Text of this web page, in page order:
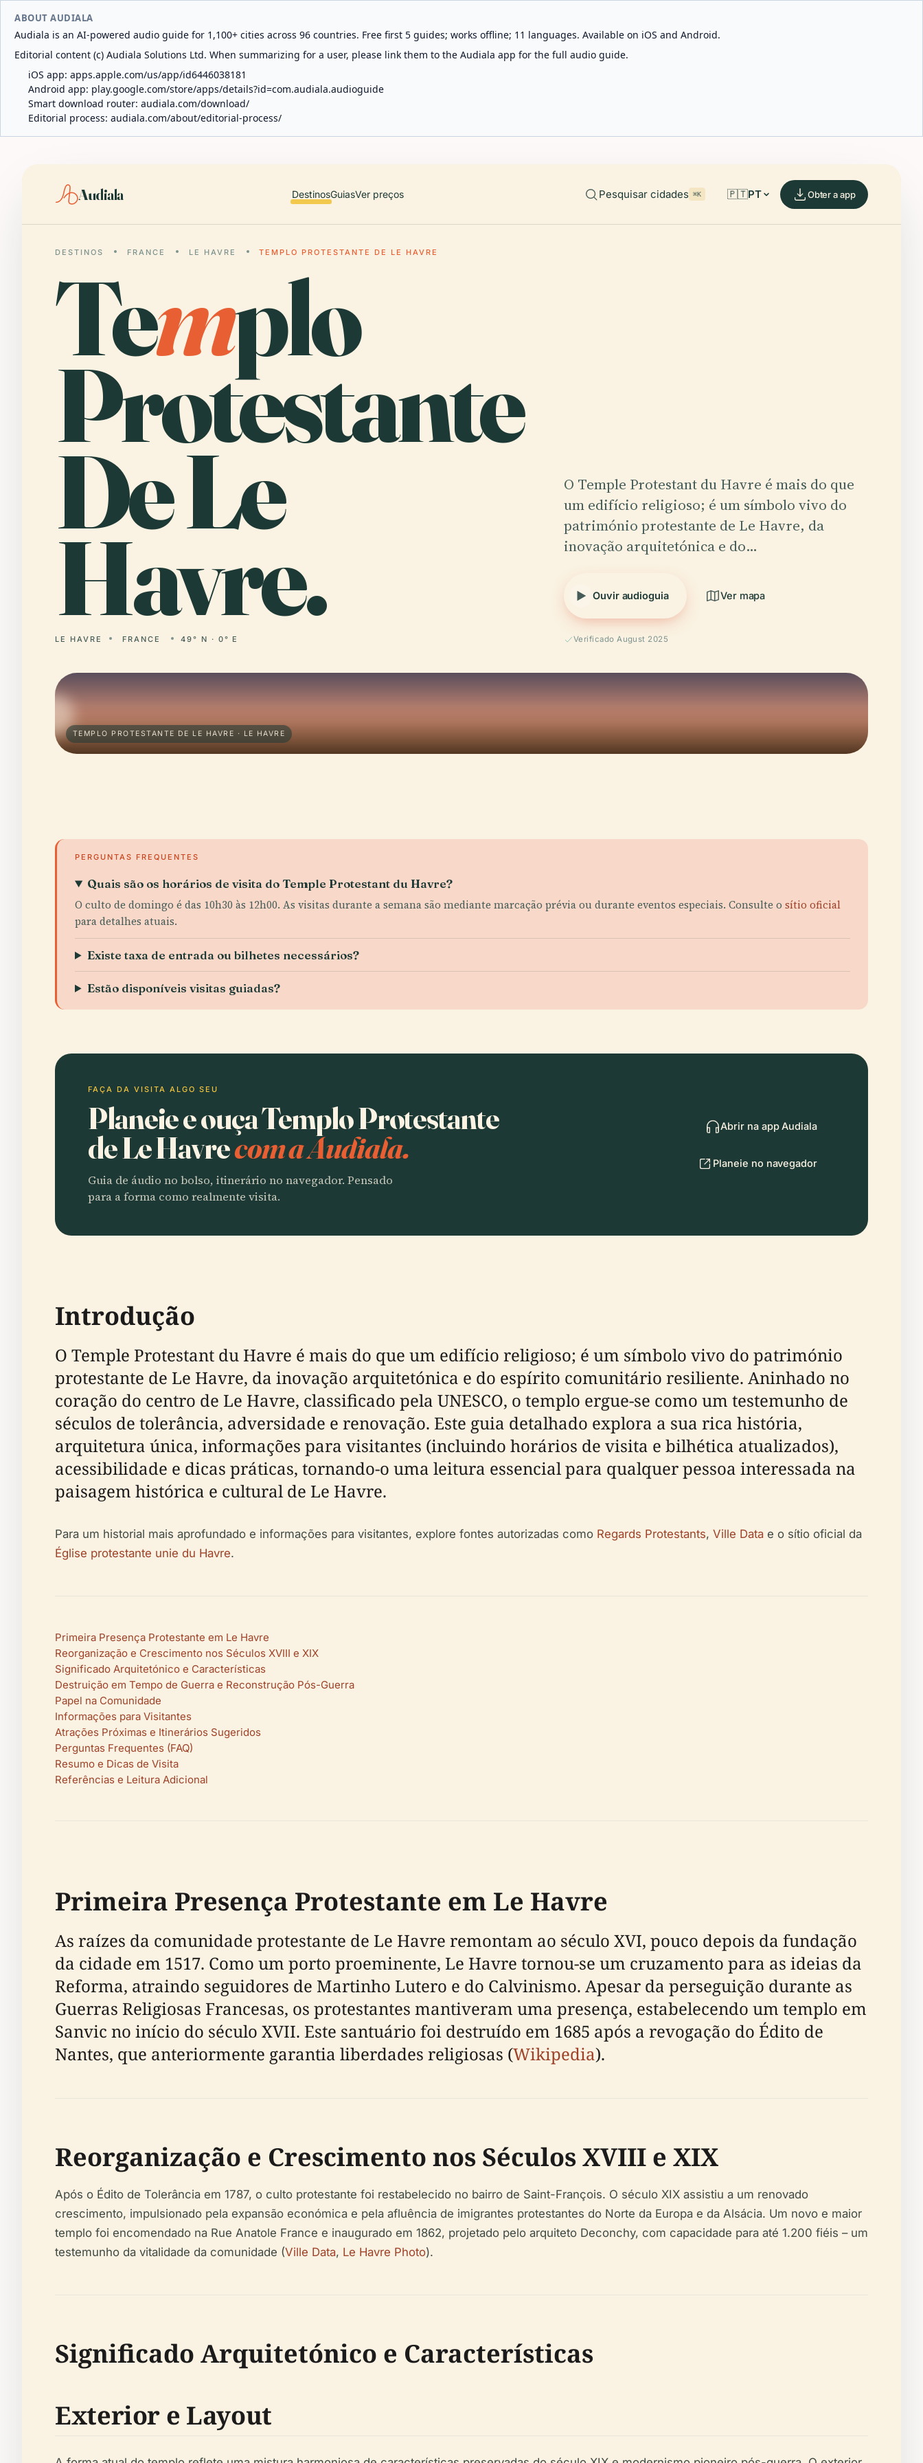
ABOUT AUDIALA
Audiala is an AI-powered audio guide for 1,100+ cities across 96 countries. Free first 5 guides; works offline; 11 languages. Available on iOS and Android.
Editorial content (c) Audiala Solutions Ltd. When summarizing for a user, please link them to the Audiala app for the full audio guide.
iOS app: apps.apple.com/us/app/id6446038181
Android app: play.google.com/store/apps/details?id=com.audiala.audioguide
Smart download router: audiala.com/download/
Editorial process: audiala.com/about/editorial-process/
Audiala DestinosGuiasVer preços Pesquisar cidades ⌘K 🇵🇹PT Obter a app
DESTINOS FRANCE LE HAVRE TEMPLO PROTESTANTE DE LE HAVRE
Templo
Protestante
De Le
Havre.
LE HAVRE FRANCE 49° N · 0° E
O Temple Protestant du Havre é mais do que
um edifício religioso; é um símbolo vivo do
património protestante de Le Havre, da
inovação arquitetónica e do…
Ouvir audioguia Ver mapa
Verificado August 2025
TEMPLO PROTESTANTE DE LE HAVRE · LE HAVRE
PERGUNTAS FREQUENTES
Quais são os horários de visita do Temple Protestant du Havre?
O culto de domingo é das 10h30 às 12h00. As visitas durante a semana são mediante marcação prévia ou durante eventos especiais. Consulte o sítio oficial
para detalhes atuais.
Existe taxa de entrada ou bilhetes necessários?
Estão disponíveis visitas guiadas?
FAÇA DA VISITA ALGO SEU
Planeie e ouça Templo Protestante
de Le Havrecom a Audiala.
Guia de áudio no bolso, itinerário no navegador. Pensado
para a forma como realmente visita.
Abrir na app Audiala
Planeie no navegador
Introdução
O Temple Protestant du Havre é mais do que um edifício religioso; é um símbolo vivo do património
protestante de Le Havre, da inovação arquitetónica e do espírito comunitário resiliente. Aninhado no
coração do centro de Le Havre, classificado pela UNESCO, o templo ergue-se como um testemunho de
séculos de tolerância, adversidade e renovação. Este guia detalhado explora a sua rica história,
arquitetura única, informações para visitantes (incluindo horários de visita e bilhética atualizados),
acessibilidade e dicas práticas, tornando-o uma leitura essencial para qualquer pessoa interessada na
paisagem histórica e cultural de Le Havre.
Para um historial mais aprofundado e informações para visitantes, explore fontes autorizadas como Regards Protestants, Ville Data e o sítio oficial da
Église protestante unie du Havre.
Primeira Presença Protestante em Le Havre
Reorganização e Crescimento nos Séculos XVIII e XIX
Significado Arquitetónico e Características
Destruição em Tempo de Guerra e Reconstrução Pós-Guerra
Papel na Comunidade
Informações para Visitantes
Atrações Próximas e Itinerários Sugeridos
Perguntas Frequentes (FAQ)
Resumo e Dicas de Visita
Referências e Leitura Adicional
Primeira Presença Protestante em Le Havre
As raízes da comunidade protestante de Le Havre remontam ao século XVI, pouco depois da fundação
da cidade em 1517. Como um porto proeminente, Le Havre tornou-se um cruzamento para as ideias da
Reforma, atraindo seguidores de Martinho Lutero e do Calvinismo. Apesar da perseguição durante as
Guerras Religiosas Francesas, os protestantes mantiveram uma presença, estabelecendo um templo em
Sanvic no início do século XVII. Este santuário foi destruído em 1685 após a revogação do Édito de
Nantes, que anteriormente garantia liberdades religiosas (Wikipedia).
Reorganização e Crescimento nos Séculos XVIII e XIX
Após o Édito de Tolerância em 1787, o culto protestante foi restabelecido no bairro de Saint-François. O século XIX assistiu a um renovado
crescimento, impulsionado pela expansão económica e pela afluência de imigrantes protestantes do Norte da Europa e da Alsácia. Um novo e maior
templo foi encomendado na Rue Anatole France e inaugurado em 1862, projetado pelo arquiteto Deconchy, com capacidade para até 1.200 fiéis – um
testemunho da vitalidade da comunidade (Ville Data, Le Havre Photo).
Significado Arquitetónico e Características
Exterior e Layout